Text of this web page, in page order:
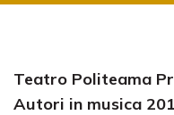
Teatro Politeama
Autori in musica